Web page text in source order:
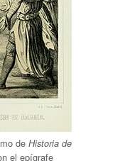
de Historia de
el epígrafe